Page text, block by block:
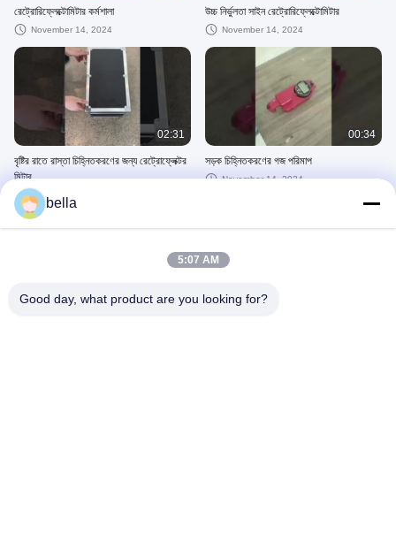
রেট্রোরিফ্লেক্টোমিটার কর্মশালা
November 14, 2024
উচ্চ নির্ভুলতা সাইন রেট্রোরিফ্লেক্টোমিটার
November 14, 2024
02:31
বৃষ্টির রাতে রাস্তা চিহ্নিতকরণের জন্য রেট্রোফ্লেক্টর
মিটার
November 14, 2024
00:34
সড়ক চিহ্নিতকরণের গজ পরিমাপ
November 14, 2024
02:18
bella
5:07 AM
Good day, what product are you looking for?